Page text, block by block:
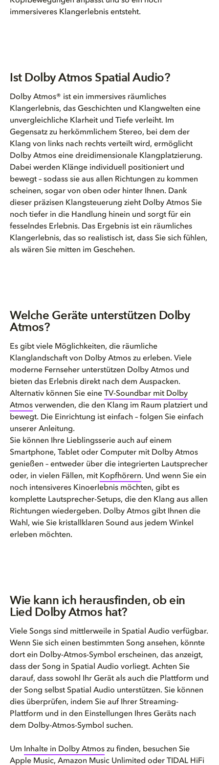
immersiveres Klangerlebnis entsteht.
Ist Dolby Atmos Spatial Audio?
Dolby Atmos® ist ein immersives räumliches
Klangerlebnis, das Geschichten und Klangwelten eine
unvergleichliche Klarheit und Tiefe verleiht. Im
Gegensatz zu herkömmlichem Stereo, bei dem der
Klang von links nach rechts verteilt wird, ermöglicht
Dolby Atmos eine dreidimensionale Klangplatzierung.
Dabei werden Klänge individuell positioniert und
bewegt – sodass sie aus allen Richtungen zu kommen
scheinen, sogar von oben oder hinter Ihnen. Dank
dieser präzisen Klangsteuerung zieht Dolby Atmos Sie
noch tiefer in die Handlung hinein und sorgt für ein
fesselndes Erlebnis. Das Ergebnis ist ein räumliches
Klangerlebnis, das so realistisch ist, dass Sie sich fühlen,
als wären Sie mitten im Geschehen.
Welche Geräte unterstützen Dolby
Atmos?
Es gibt viele Möglichkeiten, die räumliche
Klanglandschaft von Dolby Atmos zu erleben. Viele
moderne Fernseher unterstützen Dolby Atmos und
bieten das Erlebnis direkt nach dem Auspacken.
Alternativ können Sie eine
TV-Soundbar mit Dolby
Atmos verwenden, die den Klang im Raum platziert und
bewegt. Die Einrichtung ist einfach – folgen Sie einfach
unserer Anleitung.
Sie können Ihre Lieblingsserie auch auf einem
Smartphone, Tablet oder Computer mit Dolby Atmos
genießen – entweder über die integrierten Lautsprecher
oder, in vielen Fällen, mit Kopfhörern. Und wenn Sie ein
noch intensiveres Kinoerlebnis möchten, gibt es
komplette Lautsprecher-Setups, die den Klang aus allen
Richtungen wiedergeben. Dolby Atmos gibt Ihnen die
Wahl, wie Sie kristallklaren Sound aus jedem Winkel
erleben möchten.
Wie kann ich herausfinden, ob ein
Lied Dolby Atmos hat?
Viele Songs sind mittlerweile in Spatial Audio verfügbar.
Wenn Sie sich einen bestimmten Song ansehen, könnte
dort ein Dolby-Atmos-Symbol erscheinen, das anzeigt,
dass der Song in Spatial Audio vorliegt. Achten Sie
darauf, dass sowohl Ihr Gerät als auch die Plattform und
der Song selbst Spatial Audio unterstützen. Sie können
dies überprüfen, indem Sie auf Ihrer Streaming-
Plattform und in den Einstellungen Ihres Geräts nach
dem Dolby-Atmos-Symbol suchen.
Um Inhalte in Dolby Atmos zu finden, besuchen Sie
Apple Music, Amazon Music Unlimited oder TIDAL HiFi